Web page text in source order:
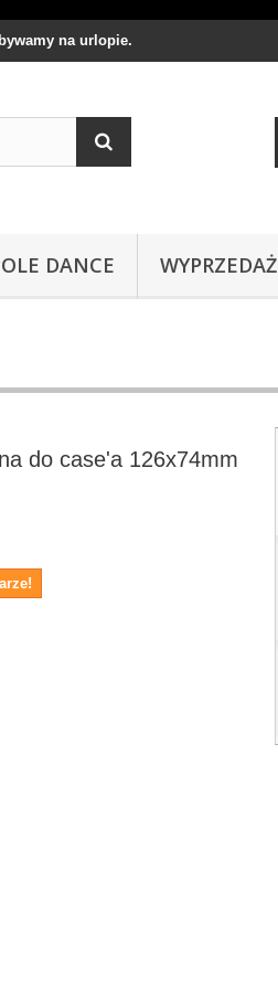
na urlopie.
DANCE WYPRZEDAŻ
do case'a 126x74mm